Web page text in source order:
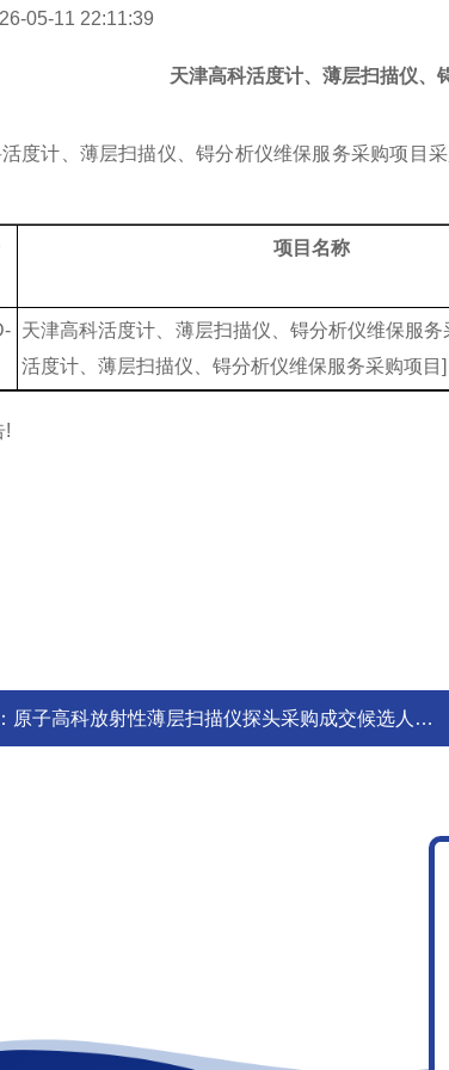
05-11 22:11:39
天津高科活度计、薄层扫描仪、
度计、薄层扫描仪、锝分析仪维保服务采购项目
项目名称
天津高科活度计、薄层扫描仪、锝分析仪维保服务
活度计、薄层扫描仪、锝分析仪维保服务采购项目 ]
!
原子高科放射性薄层扫描仪探头采购成交候选人公示